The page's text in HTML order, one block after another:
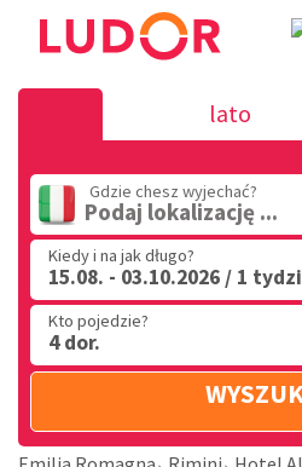
Hotel AUSONIA -
lato
Gdzie chesz wyjechać?
Podaj lokalizację ...
Kiedy i na jak długo?
15.08. - 03.10.2026 / 1
Kto pojedzie?
4 dor.